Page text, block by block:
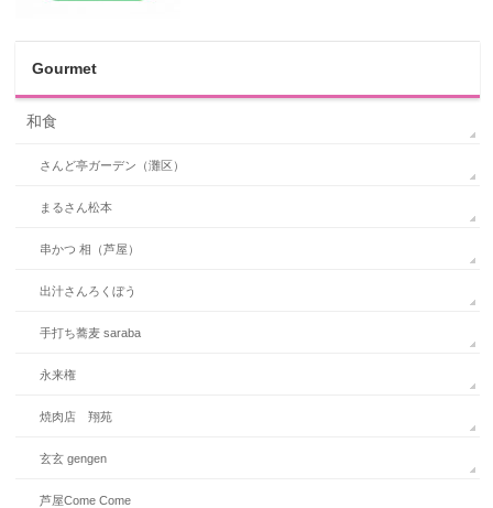
Gourmet
和食
さんど亭ガーデン（灘区）
まるさん松本
串かつ 相（芦屋）
出汁さんろくぼう
手打ち蕎麦 saraba
永来権
焼肉店 翔苑
玄玄 gengen
芦屋Come Come